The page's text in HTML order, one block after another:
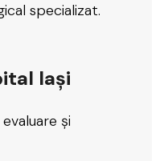
specializat.
Iași
și